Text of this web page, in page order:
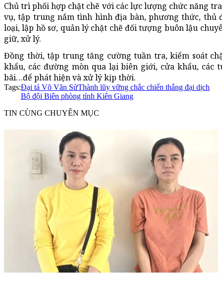
Chủ trì phối hợp chặt chẽ với các lực lượng chức năng
vụ, tập trung nắm tình hình địa bàn, phương thức, thủ
loại, lập hồ sơ, quản lý chặt chẽ đối tượng buôn lậu
giữ, xử lý.
Đồng thời, tập trung tăng cường tuần tra, kiểm soát
khẩu, các đường mòn qua lại biên giới, cửa khẩu, các
bãi…để phát hiện và xử lý kịp thời.
Tags:Đại tá Võ Văn SửThành lũy vững chắc chiến thắng đại dịch
Bộ đội Biên phòng tỉnh Kiên Giang
TIN CÙNG CHUYÊN MỤC